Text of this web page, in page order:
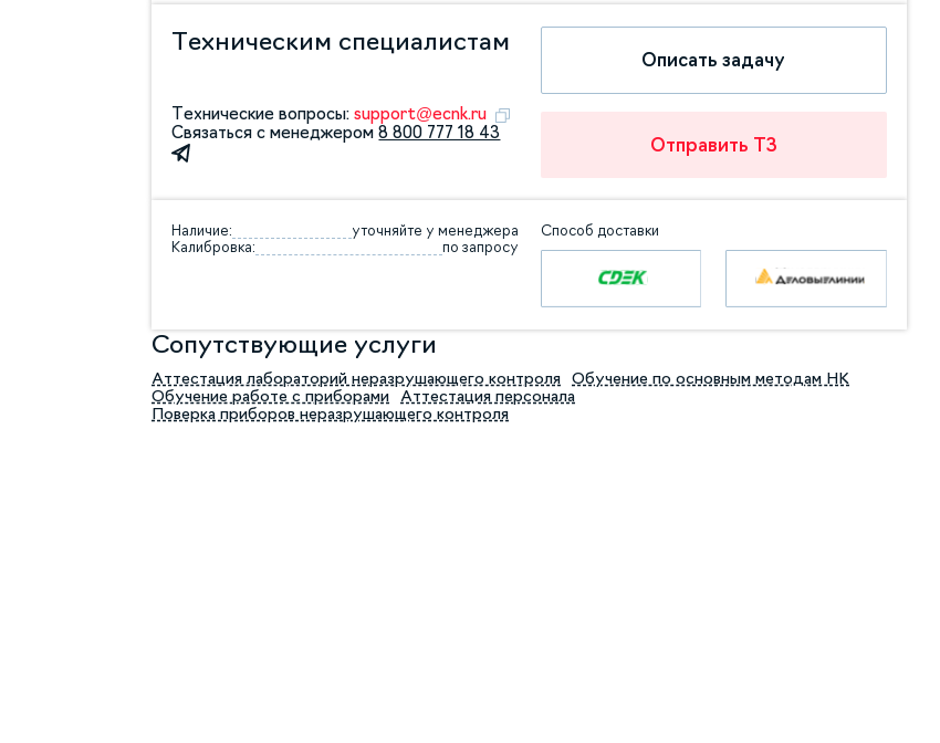
Техническим специалистам
Технические вопросы:support@ecnk.ru
Связаться с менеджером8 800 777 18 43
Описать задачу
Отправить ТЗ
Наличие:
уточняйте у менеджера
Калибровка:
по запросу
Способ доставки
Сопутствующие услуги
Аттестация лабораторий неразрушающего контроля
Обучение по основным методам НК
Обучение работе с приборами
Аттестация персонала
Поверка приборов неразрушающего контроля